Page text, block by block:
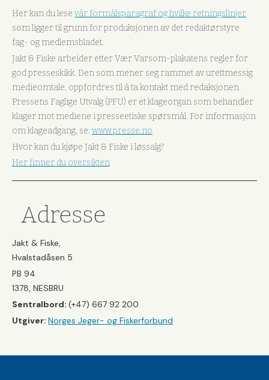
Her kan du lese vår formålsparagraf og hvilke retningslinjer
som ligger til grunn for produksjonen av det redaktørstyre
fag- og medlemsbladet.
Jakt & Fiske arbeider etter Vær Varsom-plakatens regler for
god presseskikk. Den som mener seg rammet av urettmessig
medieomtale, oppfordres til å ta kontakt med redaksjonen.
Pressens Faglige Utvalg (PFU) er et klageorgan som behandler
klager mot mediene i presseetiske spørsmål. For informasjon
om klageadgang, se: www.presse.no
Hvor kan du kjøpe Jakt & Fiske i løssalg?
Her finner du oversikten
Adresse
Jakt & Fiske,
Hvalstadåsen 5
PB 94
1378, NESBRU
Sentralbord: (+47) 667 92 200
Utgiver: Norges Jeger- og Fiskerforbund